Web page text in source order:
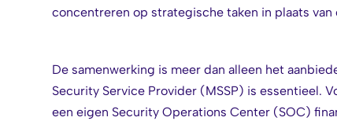
concentreren op strategische taken in plaats
De samenwerking is meer dan alleen het
Security Service Provider (MSSP) is essentieel.
een eigen Security Operations Center (SOC)